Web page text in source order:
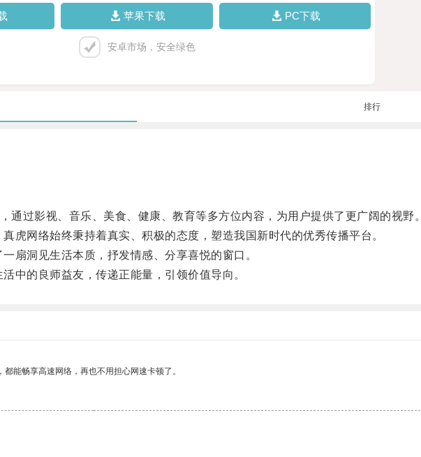
苹果下载 PC下载
安卓市场，安全绿色
排行
过影视、音乐、美食、健康、教育等多方位内容，为用户提供了更广阔的视野。
网络始终秉持着真实、积极的态度，塑造我国新时代的优秀传播平台。
洞见生活本质，抒发情感、分享喜悦的窗口。
的良师益友，传递正能量，引领价值导向。
能畅享高速网络，再也不用担心网速卡顿了。